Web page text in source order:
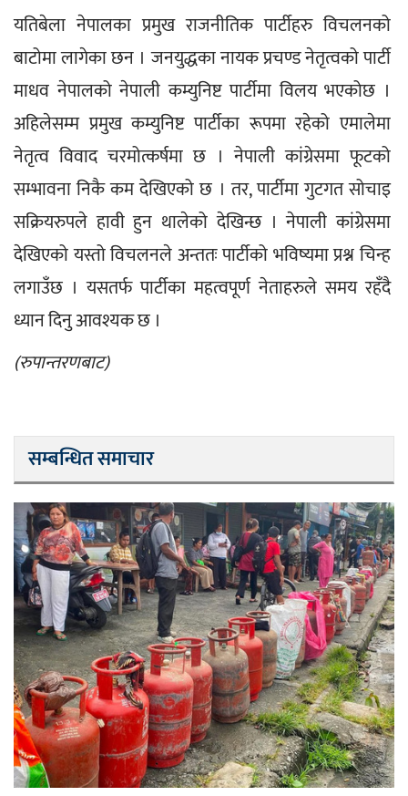
यतिबेला नेपालका प्रमुख राजनीतिक पार्टीहरु विचलनको
बाटोमा लागेका छन । जनयुद्धका नायक प्रचण्ड नेतृत्वको पार्टी
माधव नेपालको नेपाली कम्युनिष्ट पार्टीमा विलय भएकोछ ।
अहिलेसम्म प्रमुख कम्युनिष्ट पार्टीका रूपमा रहेको एमालेमा
नेतृत्व विवाद चरमोत्कर्षमा छ । नेपाली कांग्रेसमा फूटको
सम्भावना निकै कम देखिएको छ । तर, पार्टीमा गुटगत सोचाइ
सक्रियरुपले हावी हुन थालेको देखिन्छ । नेपाली कांग्रेसमा
देखिएको यस्तो विचलनले अन्ततः पार्टीको भविष्यमा प्रश्न चिन्ह
लगाउँछ । यसतर्फ पार्टीका महत्वपूर्ण नेताहरुले समय रहँदै
ध्यान दिनु आवश्यक छ ।
(रुपान्तरणबाट)
सम्बन्धित समाचार